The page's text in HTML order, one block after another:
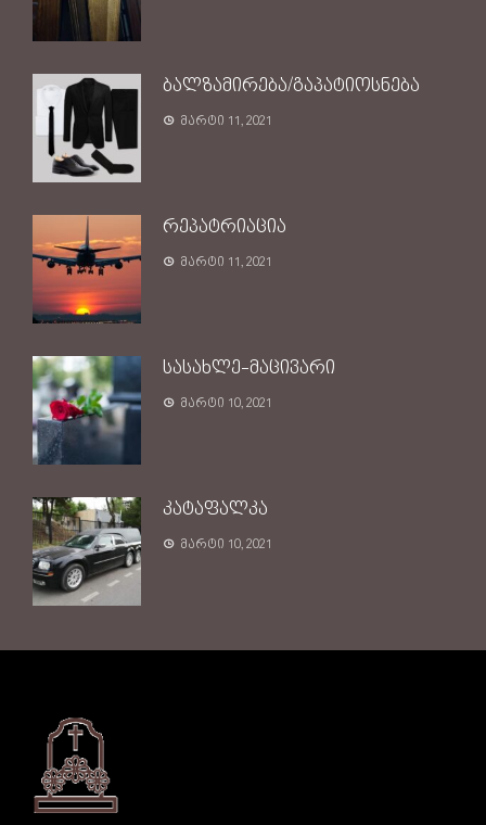
ბალზამირება/გაპატიოსნება
მარტი 11, 2021
რეპატრიაცია
მარტი 11, 2021
სასახლე-მაცივარი
მარტი 10, 2021
კატაფალკა
მარტი 10, 2021